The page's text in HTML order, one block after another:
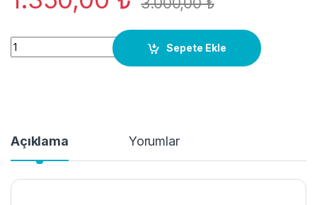
8E0906628 BASINÇ VALFİ AUDI passat 2,5 tdi skoda orj yeni
Sepete Ekle
Açıklama Yorumlar